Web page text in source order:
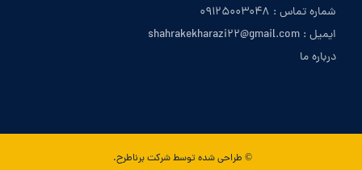
شماره تماس : ۰۹۱۲۵۰۰۳۰۴۸
ایمیل : shahrakekharazi۲۲@gmail.com
درباره ما
© طراحی شده توسط شرکت برناطرح.